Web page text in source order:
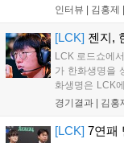
경기였는데, 연
인터뷰 | 김홍제
[LCK] 젠지,
LCK 로드쇼에
가 한화생명을
화생명은 LCK
카로운 갱킹으
따냈고, 바텀 원
경기결과 | 김홍
[LCK] 7연패